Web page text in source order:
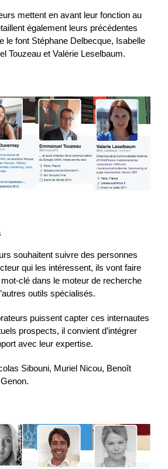
mettent en avant leur fonction au
également leurs précédentes
le font Stéphane Delbecque, Isabelle
Touzeau et Valérie Leselbaum.
souhaitent suivre des personnes
qui les intéressent, ils vont faire
clé dans le moteur de recherche
outils spécialisés.
puissent capter ces internautes
prospects, il convient d’intégrer
avec leur expertise.
Sibouni, Muriel Nicou, Benoît